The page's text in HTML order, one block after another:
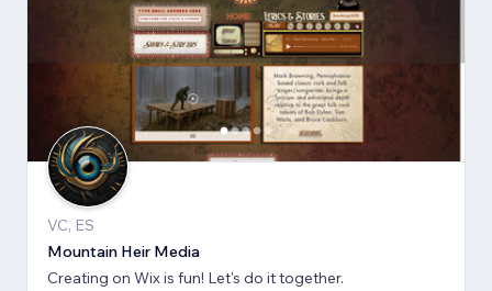
VC, ES
Mountain Heir Media
Creating on Wix is fun! Let's do it together.